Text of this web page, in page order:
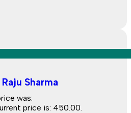
Sharma
was:
price is: ₹450.00.